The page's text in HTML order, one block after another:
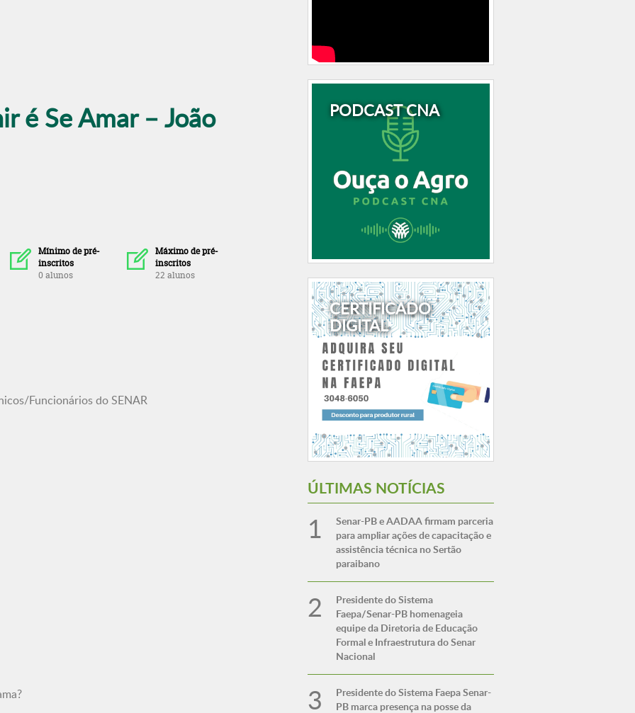
é Se Amar – João
Mínimo de pré-
inscritos
0 alunos
Máximo de pré-
inscritos
22 alunos
Funcionários do SENAR
PODCAST CNA
CERTIFICADO
DIGITAL
ÚLTIMAS NOTÍCIAS
Senar-PB e AADAA firmam parceria
para ampliar ações de capacitação e
assistência técnica no Sertão
paraibano
Presidente do Sistema
Faepa/Senar-PB homenageia
equipe da Diretoria de Educação
Formal e Infraestrutura do Senar
Nacional
Presidente do Sistema Faepa Senar-
PB marca presença na posse da